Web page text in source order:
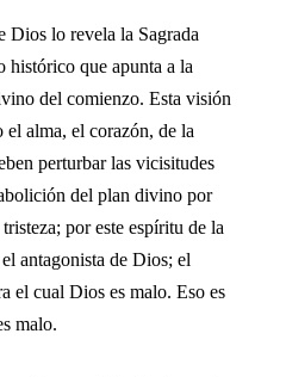
Dios lo revela la Sagrada
histórico que apunta a la
del comienzo. Esta visión
el alma, el corazón, de la
perturbar las vicisitudes
del plan divino por
por este espíritu de la
antagonista de Dios; el
el cual Dios es malo. Eso es
malo.